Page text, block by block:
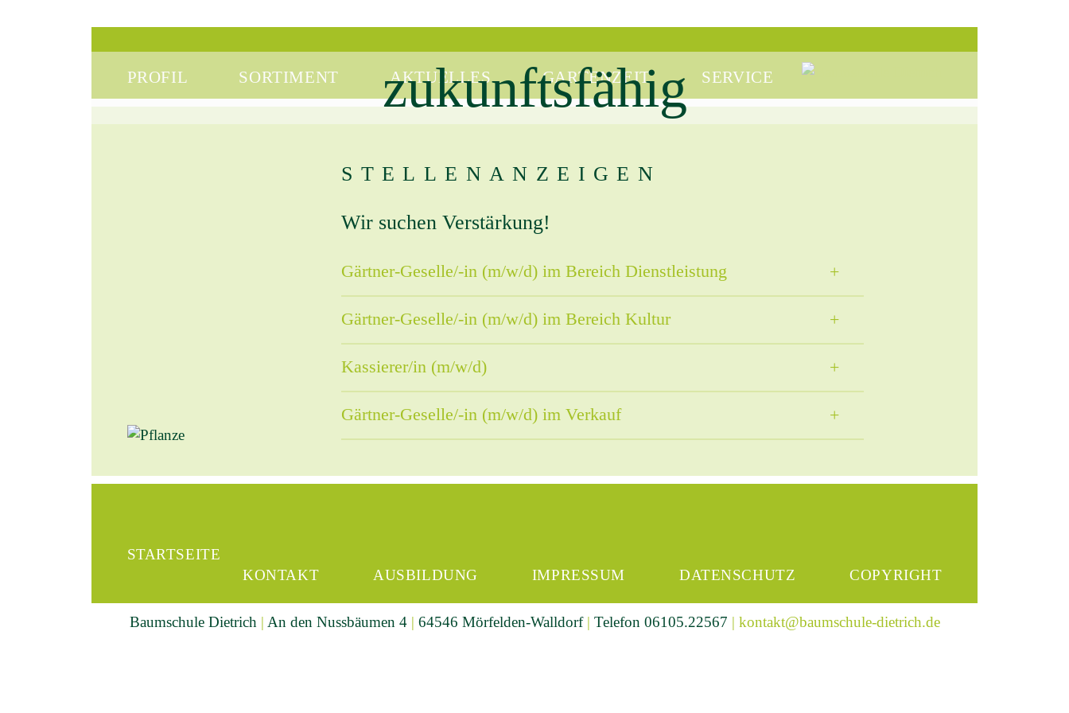
PROFIL SORTIMENT AKTUELLES GARTENZEIT SERVICE
zukunftsfähig
STELLENANZEIGEN
Wir suchen Verstärkung!
Gärtner-Geselle/-in (m/w/d) im Bereich Dienstleistung
Gärtner-Geselle/-in (m/w/d) im Bereich Kultur
Kassierer/in (m/w/d)
Gärtner-Geselle/-in (m/w/d) im Verkauf
STARTSEITE
KONTAKT
AUSBILDUNG IMPRESSUM DATENSCHUTZ COPYRIGHT
Baumschule Dietrich | An den Nussbäumen 4 | 64546 Mörfelden-Walldorf | Telefon 06105.22567 | kontakt@baumschule-dietrich.de